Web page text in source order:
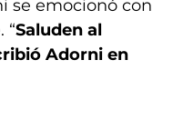
se emocionó con
“Saluden al
Adorni en